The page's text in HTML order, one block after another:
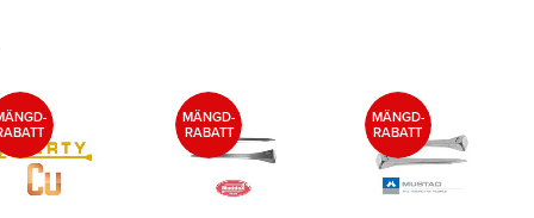
MÄNGD-
RABATT
MÄNGD-
RABATT